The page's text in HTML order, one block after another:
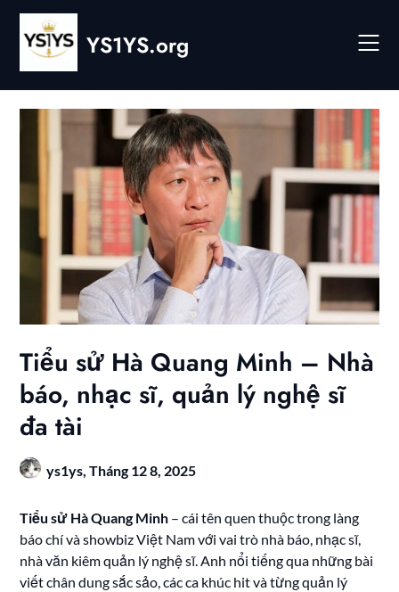
Skip
content
YS1YS.org
Tiểu sử Hà Quang Minh – Nhà
báo, nhạc sĩ, quản lý nghệ sĩ
đa tài
ys1ys,Tháng 12 8, 2025
Tiểu sử Hà Quang Minh – cái tên quen thuộc trong làng
báo chí và showbiz Việt Nam với vai trò nhà báo, nhạc sĩ,
nhà văn kiêm quản lý nghệ sĩ. Anh nổi tiếng qua những bài
viết chân dung sắc sảo, các ca khúc hit và từng quản lý